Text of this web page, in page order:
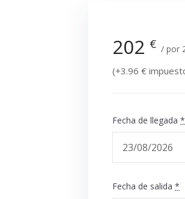
202 € por
(+3.96 €
Fecha de llegada *
Fecha de salida *